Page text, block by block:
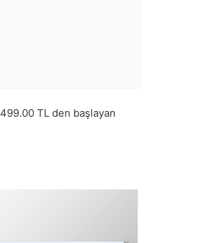
499.00 TL den başlayan